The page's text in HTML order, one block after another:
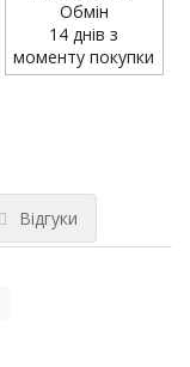
Обмін
14 днів з
моменту покупки
Відгуки